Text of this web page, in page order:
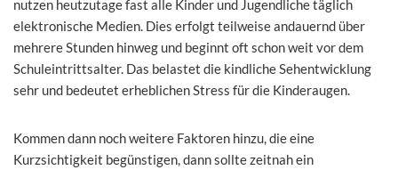
nutzen heutzutage fast alle Kinder und Jugendliche täglich
elektronische Medien. Dies erfolgt teilweise andauernd über
mehrere Stunden hinweg und beginnt oft schon weit vor dem
Schuleintrittsalter. Das belastet die kindliche Sehentwicklung
sehr und bedeutet erheblichen Stress für die Kinderaugen.
Kommen dann noch weitere Faktoren hinzu, die eine
Kurzsichtigkeit begünstigen, dann sollte zeitnah ein